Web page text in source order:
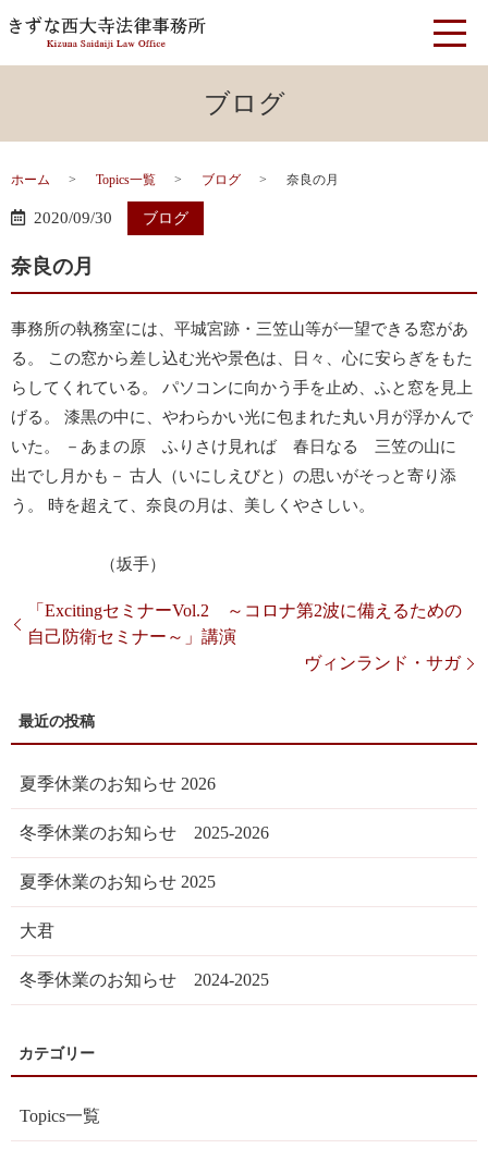
ブログ
ホーム Topics一覧 ブログ 奈良の月
2020/09/30 ブログ
奈良の月
事務所の執務室には、平城宮跡・三笠山等が一望できる窓があ
る。 この窓から差し込む光や景色は、日々、心に安らぎをもた
らしてくれている。 パソコンに向かう手を止め、ふと窓を見上
げる。 漆黒の中に、やわらかい光に包まれた丸い月が浮かんで
いた。 －あまの原 ふりさけ見れば 春日なる 三笠の山に
出でし月かも－ 古人（いにしえびと）の思いがそっと寄り添
う。 時を超えて、奈良の月は、美しくやさしい。
（坂手）
「ExcitingセミナーVol.2 ～コロナ第2波に備えるための
自己防衛セミナー～」講演
ヴィンランド・サガ
夏季休業のお知らせ 2026
冬季休業のお知らせ 2025-2026
夏季休業のお知らせ 2025
大君
冬季休業のお知らせ 2024-2025
Topics一覧